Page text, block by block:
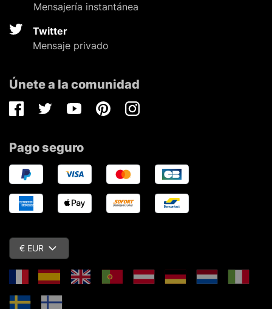
Mensajería instantánea
Twitter
Mensaje privado
Únete a la comunidad
FacebookTwitterYoutubePinterestInstagram
Pago seguro
€ EUR